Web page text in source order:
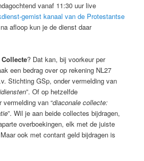
vanaf 11:30 uur live
gemist kanaal van de Protestantse
afloop kun je de dienst daar
Collecte? Dat kan, bij voorkeur per
een bedrag over op rekening NL27
Stichting GSp, onder vermelding van
”. Of op hetzelfde
vermelding van “diaconale collecte:
”. Wil je aan beide collectes bijdragen,
overboekingen, elk met de juiste
ook met contant geld bijdragen is